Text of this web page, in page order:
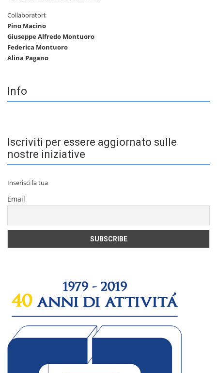
Collaboratori:
Pino Macino
Giuseppe Alfredo Montuoro
Federica Montuoro
Alina Pagano
Info
Iscriviti per essere aggiornato sulle
nostre iniziative
Inserisci la tua
Email